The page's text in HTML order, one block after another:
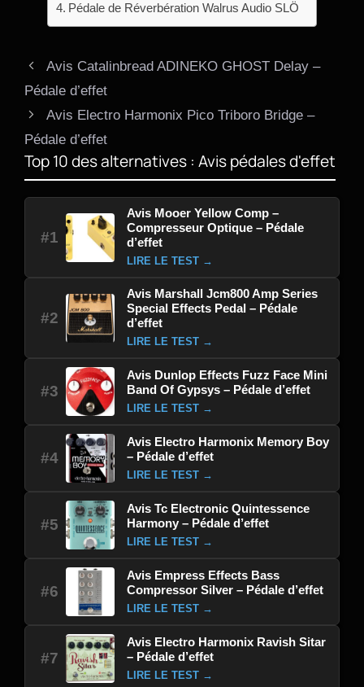
Pédale de Réverbération Walrus Audio SLÖ
Avis Catalinbread ADINEKO GHOST Delay –
Pédale d’effet
Avis Electro Harmonix Pico Triboro Bridge –
Pédale d’effet
Top 10 des alternatives : Avis pédales d'effet
#1
Avis Mooer Yellow Comp –
Compresseur Optique – Pédale
d’effet
LIRE LE TEST →
#2
Avis Marshall Jcm800 Amp Series
Special Effects Pedal – Pédale
d’effet
LIRE LE TEST →
#3
Avis Dunlop Effects Fuzz Face Mini
Band Of Gypsys – Pédale d’effet
LIRE LE TEST →
#4
Avis Electro Harmonix Memory Boy
– Pédale d’effet
LIRE LE TEST →
#5
Avis Tc Electronic Quintessence
Harmony – Pédale d’effet
LIRE LE TEST →
#6
Avis Empress Effects Bass
Compressor Silver – Pédale d’effet
LIRE LE TEST →
#7
Avis Electro Harmonix Ravish Sitar
– Pédale d’effet
LIRE LE TEST →